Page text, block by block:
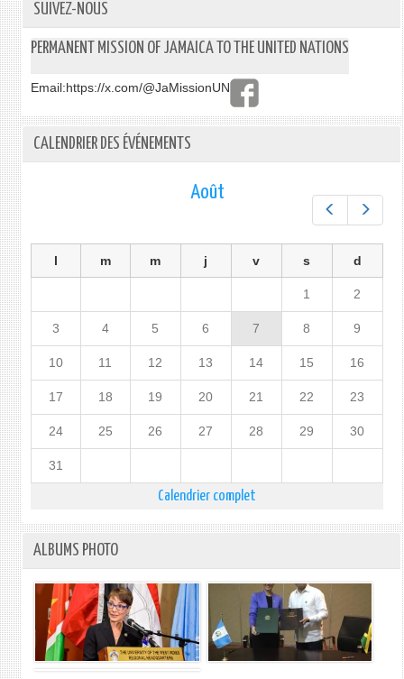
SUIVEZ-NOUS
PERMANENT MISSION OF JAMAICA TO THE UNITED NATIONS
Email:https://x.com/@JaMissionUN
CALENDRIER DES ÉVÉNEMENTS
Préc.
Août
l m m j v s d
1 2
3 4 5 6 7 8 9
10 11 12 13 14 15 16
17 18 19 20 21 22 23
24 25 26 27 28 29 30
31
Calendrier complet
ALBUMS PHOTO